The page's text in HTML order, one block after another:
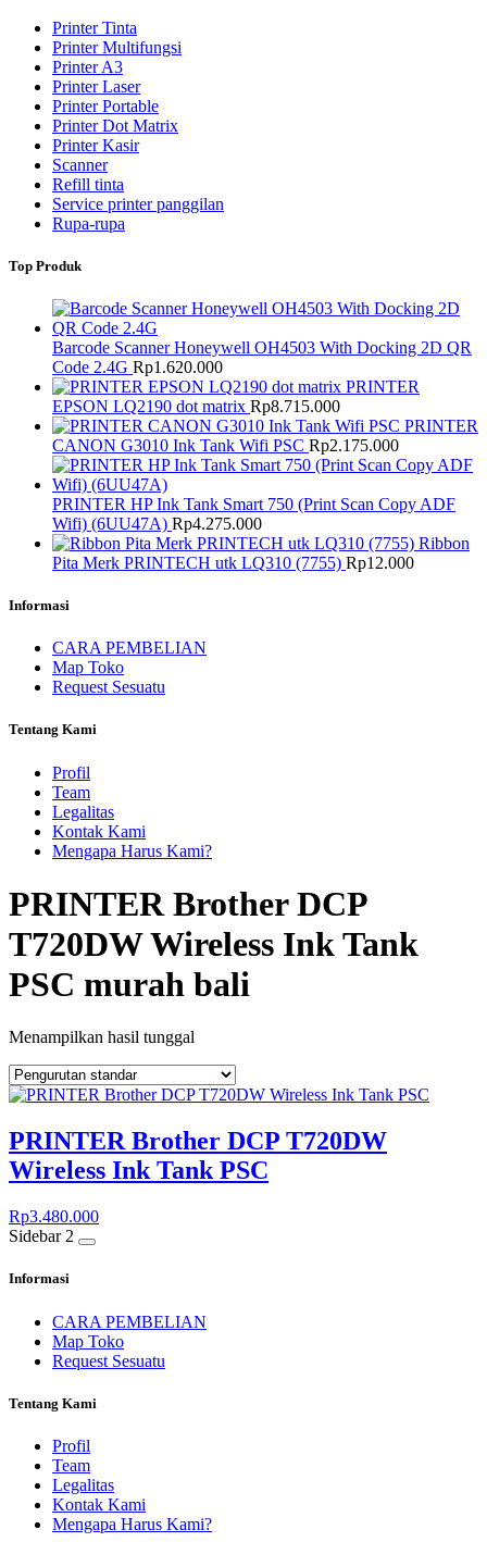
Printer Tinta
Printer Multifungsi
Printer A3
Printer Laser
Printer Portable
Printer Dot Matrix
Printer Kasir
Scanner
Refill tinta
Service printer panggilan
Rupa-rupa
Top Produk
Barcode Scanner Honeywell OH4503 With Docking 2D QR
Code 2.4G Rp1.620.000
PRINTER
EPSON LQ2190 dot matrix Rp8.715.000
PRINTER
CANON G3010 Ink Tank Wifi PSC Rp2.175.000
PRINTER HP Ink Tank Smart 750 (Print Scan Copy ADF
Wifi) (6UU47A) Rp4.275.000
Ribbon
Pita Merk PRINTECH utk LQ310 (7755) Rp12.000
Informasi
CARA PEMBELIAN
Map Toko
Request Sesuatu
Tentang Kami
Profil
Team
Legalitas
Kontak Kami
Mengapa Harus Kami?
PRINTER Brother DCP
T720DW Wireless Ink Tank
PSC murah bali
Menampilkan hasil tunggal
PRINTER Brother DCP T720DW
Wireless Ink Tank PSC
Rp3.480.000
Sidebar 2
Informasi
CARA PEMBELIAN
Map Toko
Request Sesuatu
Tentang Kami
Profil
Team
Legalitas
Kontak Kami
Mengapa Harus Kami?